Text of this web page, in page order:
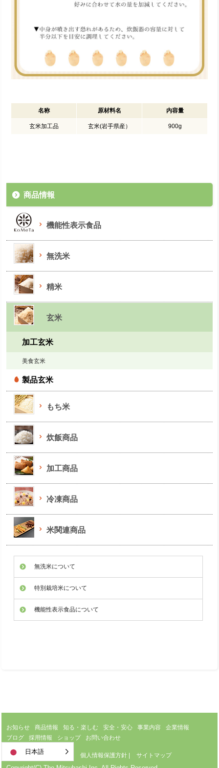
名称 原材料名 内容量
玄米加工品 玄米(岩手県産） 900g
商品情報
機能性表示食品
無洗米
精米
玄米
加工玄米
美食玄米
製品玄米
もち米
炊飯商品
加工商品
冷凍商品
米関連商品
無洗米について
特別栽培米について
機能性表示食品について
お知らせ 商品情報 知る・楽しむ 安全・安心 事業内容
企業情報
ブログ
採用情報 ショップ お問い合わせ
サイトのご利用について 個人情報保護方針 サイトマップ
日本語